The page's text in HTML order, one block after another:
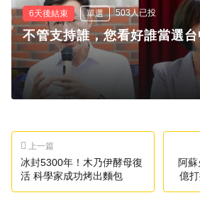
6天後結束 單選 503人已投
不管支持誰，您看好誰當選
上一篇
冰封5300年！木乃伊酵母復
活 科學家成功烤出麵包
阿
億